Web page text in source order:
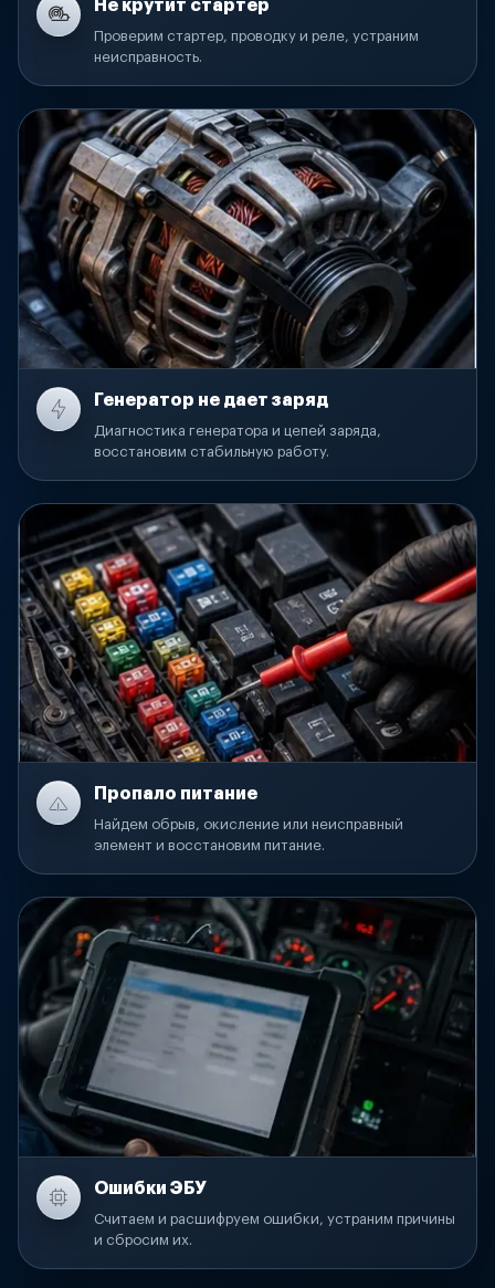
Не крутит стартер
Проверим стартер, проводку и реле, устраним
неисправность.
Генератор не дает заряд
Диагностика генератора и цепей заряда,
восстановим стабильную работу.
Пропало питание
Найдем обрыв, окисление или неисправный
элемент и восстановим питание.
Ошибки ЭБУ
Считаем и расшифруем ошибки, устраним причины
и сбросим их.